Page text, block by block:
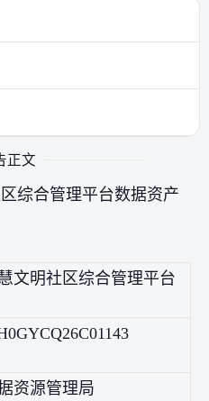
正文
综合管理平台数据资产
文明社区综合管理平台
资源管理局